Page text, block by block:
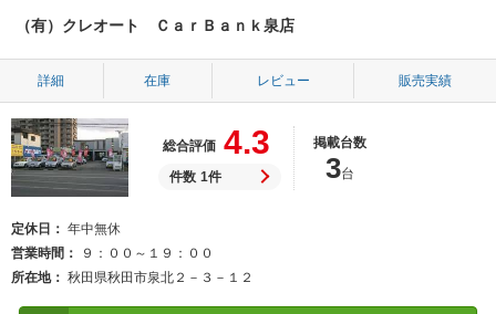
（有）クレオート ＣａｒＢａｎｋ泉店
詳細 在庫 レビュー 販売実績
総合評価 4.3
件数 1件
掲載台数
3台
定休日
年中無休
営業時間
９：００～１９：００
所在地
秋田県秋田市泉北２－３－１２